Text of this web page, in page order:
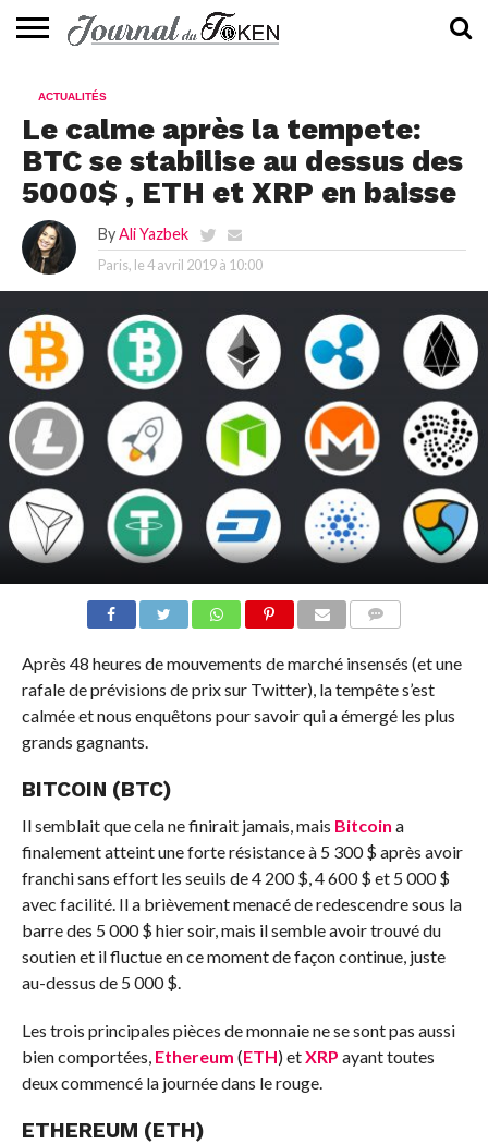
📰
EVALUATION
GUIDE
TENDANCES
À
CONTACTEZ-
ACTUALITÉS
Le calme après la tempete:
BTC se stabilise au dessus des
5000$ , ETH et XRP en baisse
By Ali Yazbek
Paris, le4 avril 2019 à 10:00
Après 48 heures de mouvements de marché insensés (et une
rafale de prévisions de prix sur Twitter), la tempête s’est
calmée et nous enquêtons pour savoir qui a émergé les plus
grands gagnants.
BITCOIN (BTC)
Il semblait que cela ne finirait jamais, mais Bitcoin a
finalement atteint une forte résistance à 5 300 $ après avoir
franchi sans effort les seuils de 4 200 $, 4 600 $ et 5 000 $
avec facilité. Il a brièvement menacé de redescendre sous la
barre des 5 000 $ hier soir, mais il semble avoir trouvé du
soutien et il fluctue en ce moment de façon continue, juste
au-dessus de 5 000 $.
Les trois principales pièces de monnaie ne se sont pas aussi
bien comportées, Ethereum (ETH) etXRP ayant toutes
deux commencé la journée dans le rouge.
ETHEREUM (ETH)